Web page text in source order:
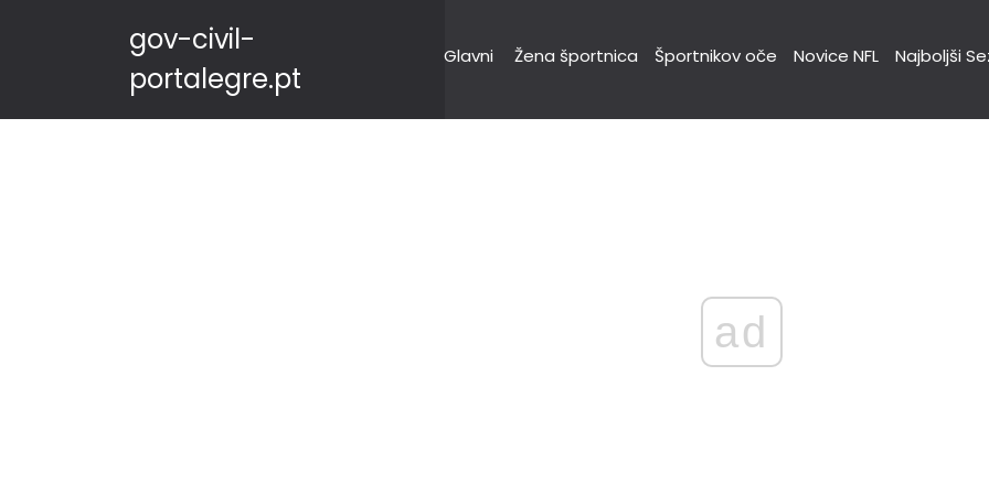
gov-civil-
portalegre.pt
Glavni Žena športnica Športnikov oče Novice NFL Najboljši
ad